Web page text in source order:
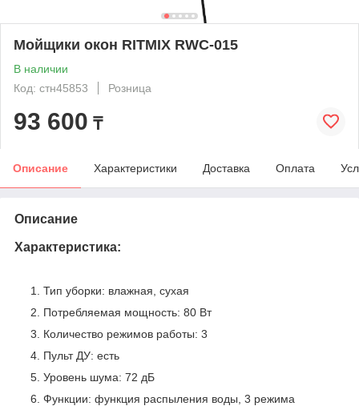
Мойщики окон RITMIX RWC-015
В наличии
Код: стн45853
Розница
93 600 ₸
Описание Характеристики Доставка Оплата
Описание
Характеристика:
Тип уборки: влажная, сухая
Потребляемая мощность: 80 Вт
Количество режимов работы: 3
Пульт ДУ: есть
Уровень шума: 72 дБ
Функции: функция распыления воды, 3 режима